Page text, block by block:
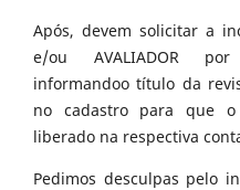
Após, devem solicitar a
e/ou AVALIADOR por
informandoo título da
no cadastro para que
liberado na respectiva
Pedimos desculpas pelo